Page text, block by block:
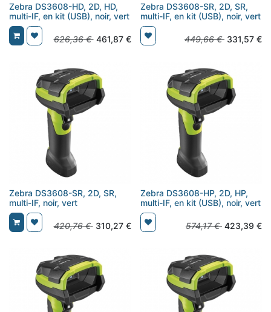
Zebra DS3608-HD, 2D, HD,
multi-IF, en kit (USB), noir, vert
626,36€ 461,87€
Zebra DS3608-SR, 2D, SR,
multi-IF, en kit (USB), noir, vert
449,66€ 331,57 €
Zebra DS3608-SR, 2D, SR,
multi-IF, noir, vert
420,76€ 310,27€
Zebra DS3608-HP, 2D, HP,
multi-IF, en kit (USB), noir, vert
574,17€ 423,39 €